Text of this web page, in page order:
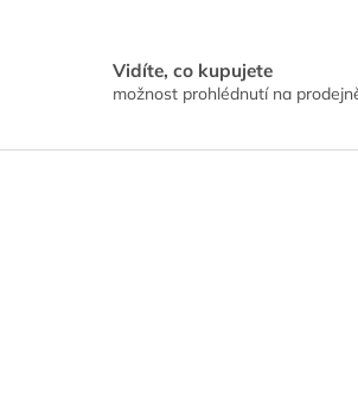
Vidíte, co kupujete
možnost prohlédnutí na